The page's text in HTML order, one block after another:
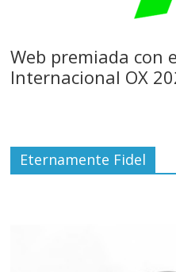
Web premiada con
Internacional OX
Eternamente Fidel